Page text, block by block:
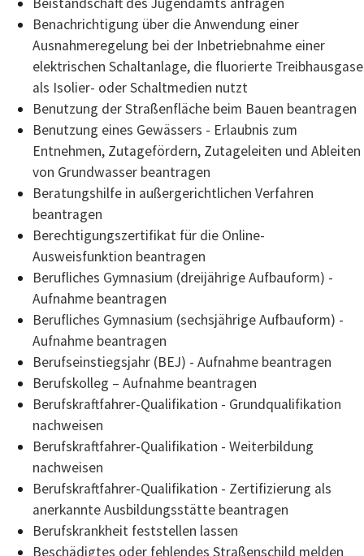
Benachrichtigung über die Anwendung einer
Ausnahmeregelung bei der Inbetriebnahme einer
elektrischen Schaltanlage, die fluorierte Treibhausgase
als Isolier- oder Schaltmedien nutzt
Benutzung der Straßenfläche beim Bauen beantragen
Benutzung eines Gewässers - Erlaubnis zum
Entnehmen, Zutagefördern, Zutageleiten und Ableiten
von Grundwasser beantragen
Beratungshilfe in außergerichtlichen Verfahren
beantragen
Berechtigungszertifikat für die Online-
Ausweisfunktion beantragen
Berufliches Gymnasium (dreijährige Aufbauform) -
Aufnahme beantragen
Berufliches Gymnasium (sechsjährige Aufbauform) -
Aufnahme beantragen
Berufseinstiegsjahr (BEJ) - Aufnahme beantragen
Berufskolleg – Aufnahme beantragen
Berufskraftfahrer-Qualifikation - Grundqualifikation
nachweisen
Berufskraftfahrer-Qualifikation - Weiterbildung
nachweisen
Berufskraftfahrer-Qualifikation - Zertifizierung als
anerkannte Ausbildungsstätte beantragen
Berufskrankheit feststellen lassen
Beschädigtes oder fehlendes Straßenschild melden